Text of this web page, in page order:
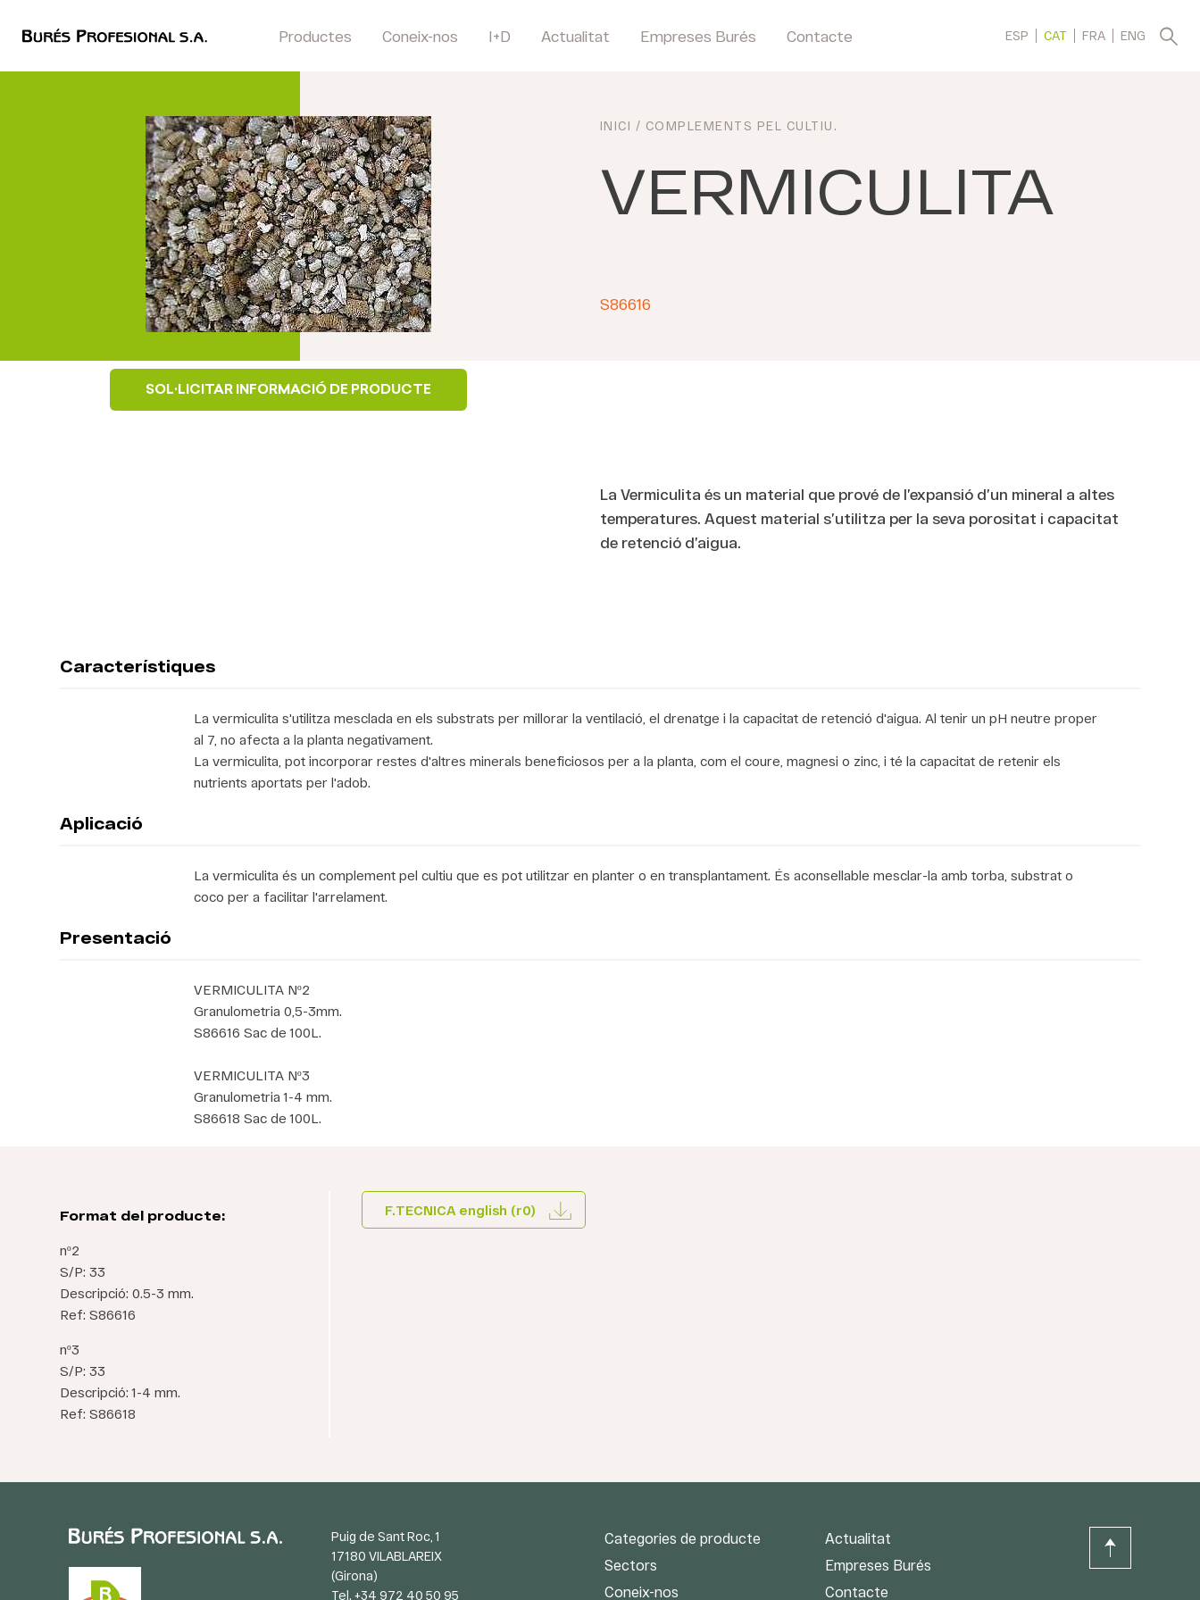
Productes Coneix-nos I+D Actualitat Empreses Burés Contacte ESP CAT FRA ENG
SOL·LICITAR INFORMACIÓ DE PRODUCTE
INICI / COMPLEMENTS PEL CULTIU .
VERMICULITA
S86616
La Vermiculita és un material que prové de l’expansió d’un mineral a altes
temperatures. Aquest material s’utilitza per la seva porositat i capacitat
de retenció d’aigua.
Característiques
La vermiculita s'utilitza mesclada en els substrats per millorar la ventilació, el drenatge i la capacitat de retenció d'aigua. Al tenir un pH neutre proper
al 7, no afecta a la planta negativament.
La vermiculita, pot incorporar restes d'altres minerals beneficiosos per a la planta, com el coure, magnesi o zinc, i té la capacitat de retenir els
nutrients aportats per l'adob.
Aplicació
La vermiculita és un complement pel cultiu que es pot utilitzar en planter o en transplantament. És aconsellable mesclar-la amb torba, substrat o
coco per a facilitar l'arrelament.
Presentació
VERMICULITA Nº2
Granulometria 0,5-3mm.
S86616 Sac de 100L.
VERMICULITA Nº3
Granulometria 1-4 mm.
S86618 Sac de 100L.
Format del producte:
nº2
S/P: 33
Descripció: 0.5-3 mm.
Ref: S86616
nº3
S/P: 33
Descripció: 1-4 mm.
Ref: S86618
F.TECNICA english (r0)
Puig de Sant Roc, 1
17180 VILABLAREIX
(Girona)
Tel. +34 972 40 50 95
Categories de producte
Sectors
Coneix-nos
Actualitat
Empreses Burés
Contacte